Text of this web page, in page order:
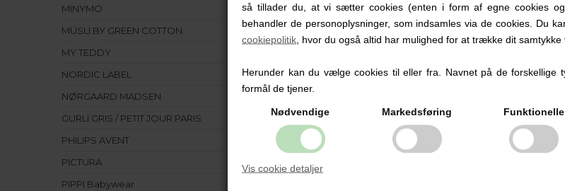
så tillader du, at vi sætter cookies (enten i form af egne cookies
behandler de personoplysninger, som indsamles via de cookies. Du
cookiepolitik , hvor du også altid har mulighed for at trække dit samtykke
Herunder kan du vælge cookies til eller fra. Navnet på de forskellige
formål de tjener.
Nødvendige Markedsføring Funktionelle
Vis cookie detaljer
MINYMO
MÜSLI BY GREEN COTTON
MY TEDDY
NORDIC LABEL
NØRGAARD MADSEN
GURLI GRIS / PETIT JOUR PARIS
PHILIPS AVENT
PICTURA
PIPPI Babywear
Madkasse med navn,
Forest, HABA, Grøn